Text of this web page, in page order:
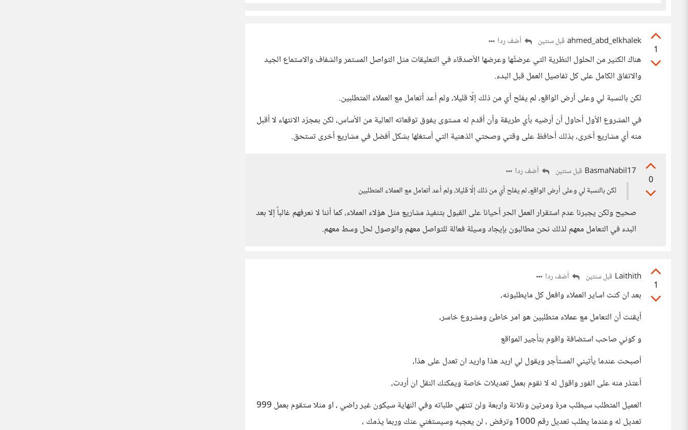
1
ahmed_abd_elkhalek قبل سنتين أضف ردا
هناك الكثير من الحلول النظرية التي عرضتِّها وعرضها الأصدقاء في التعليقات مثل التواصل المستمر والشفاف والاستماع الجيد
والاتفاق الكامل على كل تفاصيل العمل قبل البدء.
لكن بالنسبة لي وعلى أرض الواقع، لم يفلح أي من ذلك إلّا قليلا، ولم أعد أتعامل مع العملاء المتطلبين.
في المشروع الأول أحاول أن أرضيه بأي طريقة وأن أقدم له مستوى يفوق توقعاته العالية من الأساس، لكن بمجرّد الانتهاء لا أقبل
منه أي مشاريع أخرى، بذلك أحافظ على وقتي وصحتي الذهنية التي أستغلها بشكل أفضل في مشاريع أخرى تستحق.
0
BasmaNabil17 قبل سنتين
أضف ردا
لكن بالنسبة لي وعلى أرض الواقع، لم يفلح أي من ذلك إلّا قليلا، ولم أعد أتعامل مع العملاء المتطلبين
صحيح ولكن يجبرنا عدم استقرار العمل الحر أحيانا على القبول بتنفيذ مشاريع مثل هؤلاء العملاء، كما أننا لا نعرفهم غالباً إلا بعد
البدء في التعامل معهم لذلك نحن مطالبون بإيجاد وسيلة فعالة للتواصل معهم والوصول لحل وسط معهم.
1
Laithith قبل سنتين أضف ردا
بعد ان كنت اساير العملاء وافعل كل مايطلبونه،
أيقنت أن التعامل مع عملاء متطلبين هو امر خاطئ ومشروع خاسر،
و كوني صاحب استضافة واقوم بتأجير المواقع
أصبحت عندما يأتيني المستأجر ويقول لي اريد هذا واريد ان تعدل على هذا،
أعتذر منه على الفور واقول له لا نقوم بعمل تعديلات خاصة ويمكنك النقل ان أردت،
العميل المتطلب سيطلب مرة ومرتين وثلاثة واربعة ولن تنتهي طلباته وفي النهاية سيكون غير راضي ، او مثلا ستقوم بعمل 999
تعديل له وعندما يطلب تعديل رقم 1000 وترفض ، لن يعجبه وسيستغني عنك وربما يذمك ،